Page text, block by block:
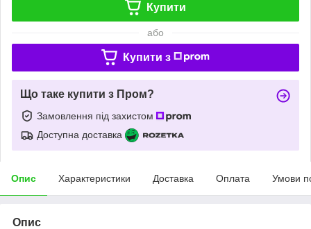
Купити
або
Купити з
Що таке купити з Пром?
Замовлення під захистом
Доступна доставка
Опис Характеристики Доставка Оплата Умови
Опис